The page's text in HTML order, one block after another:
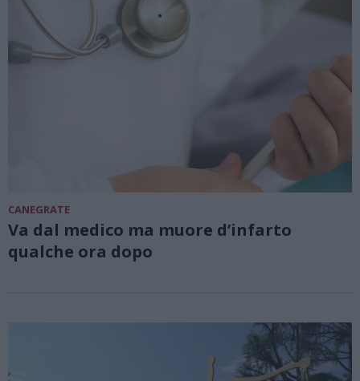
CANEGRATE
Va dal medico ma muore d’infarto
qualche ora dopo